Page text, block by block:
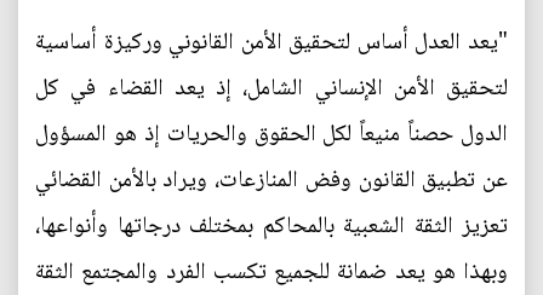
"يعد العدل أساس لتحقيق الأمن القانوني وركيزة أساسية
لتحقيق الأمن الإنساني الشامل، إذ يعد القضاء في كل
الدول حصناً منيعاً لكل الحقوق والحريات إذ هو المسؤول
عن تطبيق القانون وفض المنازعات، ويراد بالأمن القضائي
تعزيز الثقة الشعبية بالمحاكم بمختلف درجاتها وأنواعها،
وبهذا هو يعد ضمانة للجميع تكسب الفرد والمجتمع الثقة